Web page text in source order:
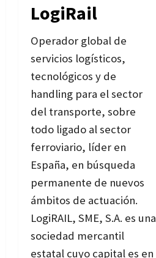
LogiRail
Operador global de
servicios logísticos,
tecnológicos y de
handling para el sector
del transporte, sobre
todo ligado al sector
ferroviario, líder en
España, en búsqueda
permanente de nuevos
ámbitos de actuación.
LogiRAIL, SME, S.A. es una
sociedad mercantil
estatal cuyo capital es en